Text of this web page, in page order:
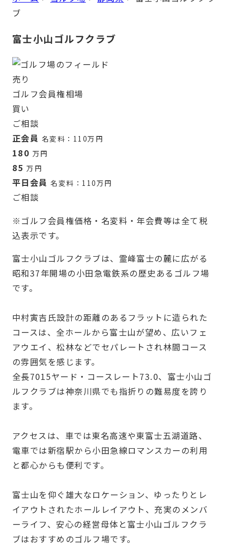
ブ
富士小山ゴルフクラブ
売り
ゴルフ会員権相場
買い
ご相談
正会員 名変料：110万円
180 万円
85 万円
平日会員 名変料：110万円
ご相談
※ゴルフ会員権価格・名変料・年会費等は全て税
込表示です。
富士小山ゴルフクラブは、霊峰富士の麓に広がる
昭和37年開場の小田急電鉄系の歴史あるゴルフ場
です。
中村寅吉氏設計の距離のあるフラットに造られた
コースは、全ホールから富士山が望め、広いフェ
アウエイ、松林などでセパレートされ林間コース
の雰囲気を感じます。
全長7015ヤード・コースレート73.0、富士小山ゴ
ルフクラブは神奈川県でも指折りの難易度を誇り
ます。
アクセスは、車では東名高速や東富士五湖道路、
電車では新宿駅から小田急線ロマンスカーの利用
と都心からも便利です。
富士山を仰ぐ雄大なロケーション、ゆったりとレ
イアウトされたホールレイアウト、充実のメンバ
ーライフ、安心の経営母体と富士小山ゴルフクラ
ブはおすすめのゴルフ場です。